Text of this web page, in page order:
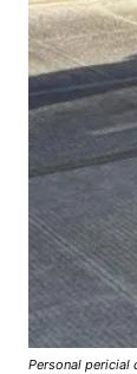
Personal pericial